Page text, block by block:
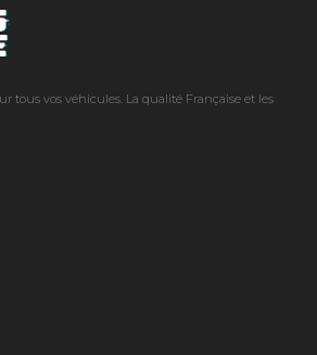
tous vos véhicules. La qualité Française et les